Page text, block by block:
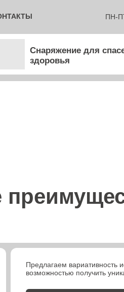
ПН-
Снаряжение для
здоровья
Предлагаем вариативность
возможностью получить